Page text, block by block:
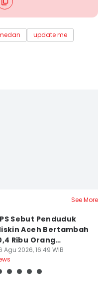
update me
See More
Sebut Penduduk
Aceh Bertambah
Ribu Orang
Agu 2026, 16:49 WIB